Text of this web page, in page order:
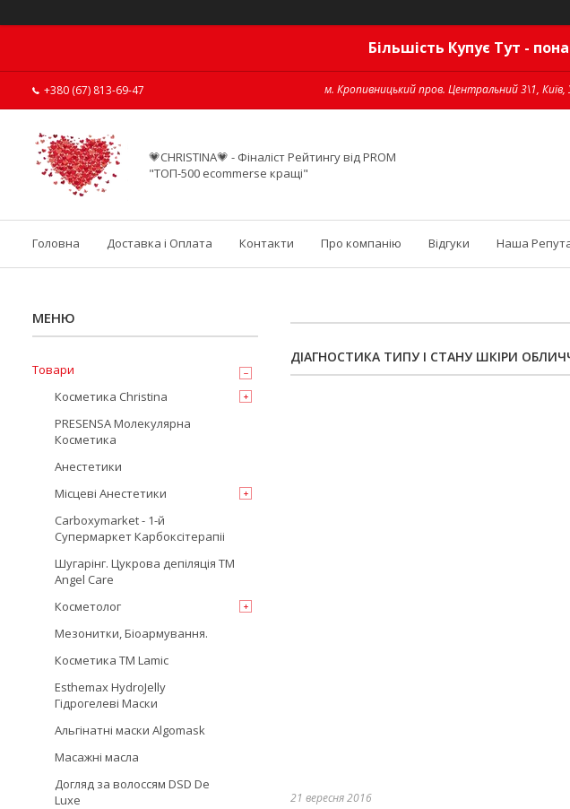
Більшість Купує Тут -
+380 (67) 813-69-47 м. Кропивницький пров. Центральний 3\1, Київ,
💗CHRISTINA💗 - Фіналіст Рейтингу від PROM
"ТОП-500 ecommerse кращі"
Головна Доставка і Оплата Контакти Про компанію Відгуки Наша
ДІАГНОСТИКА ТИПУ І СТАНУ ШКІРИ
21 вересня 2016
Товари
Косметика Christina
PRESENSA Молекулярна
Косметика
Анестетики
Місцеві Анестетики
Carboxymarket - 1-й
Супермаркет Карбоксітерапіі
Шугарінг. Цукрова депіляція TM
Angel Care
Косметолог
Мезонитки, Біоармування.
Косметика TM Lamic
Esthemax HydroJelly
Гідрогелеві Маски
Альгінатні маски Algomask
Масажні масла
Догляд за волоссям DSD De
Luxe